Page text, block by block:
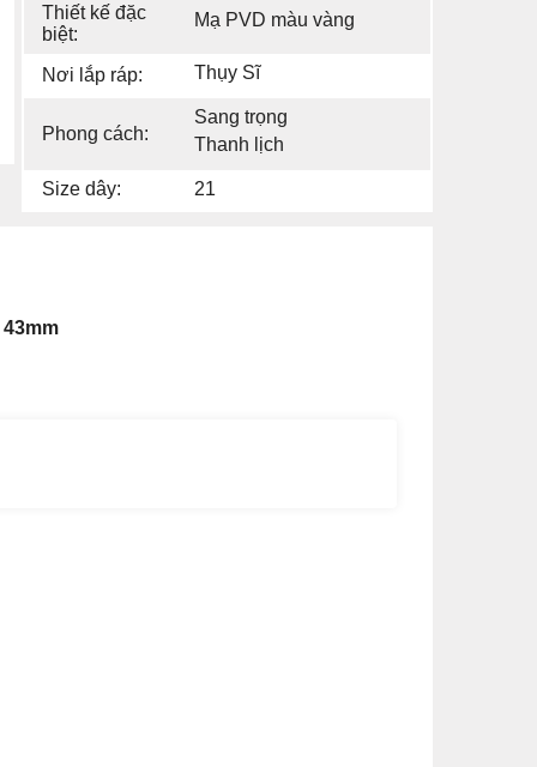
Thiết kế đặc
biệt:
Mạ PVD màu vàng
Nơi lắp ráp: Thụy Sĩ
Phong cách:
Sang trọng
Thanh lịch
Size dây: 21